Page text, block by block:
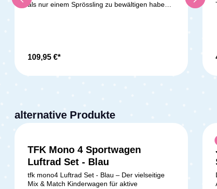
als nur einem Sprössling zu bewältigen haben,
werden. Kompatibel mit den folgenden CYBEX
Line Lieferumfang: 1x Kidboard Universal von
109,95 €*
alternative Produkte
TFK Mono 4 Sportwagen
Luftrad Set - Blau
tfk mono4 Luftrad Set - Blau – Der vielseitige
Mix & Match Kinderwagen für aktive